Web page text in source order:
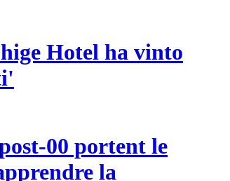
Hotel ha vinto
00 portent le
la